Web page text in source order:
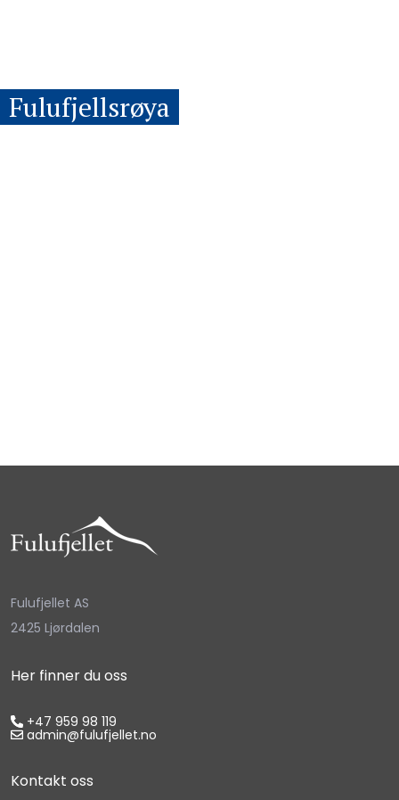
Fulufjellsrøya
Fulufjellet AS
2425 Ljørdalen
Her finner du oss
+47 959 98 119
admin@fulufjellet.no
Kontakt oss